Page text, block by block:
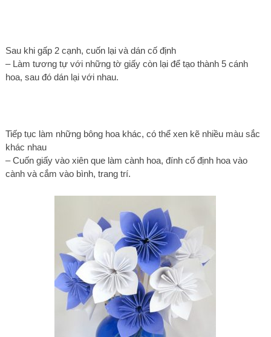
Sau khi gấp 2 cạnh, cuốn lại và dán cố định
– Làm tương tự với những tờ giấy còn lại để tạo thành 5 cánh
hoa, sau đó dán lại với nhau.
Tiếp tục làm những bông hoa khác, có thể xen kẽ nhiều màu sắc
khác nhau
– Cuốn giấy vào xiên que làm cành hoa, đính cố định hoa vào
cành và cắm vào bình, trang trí.